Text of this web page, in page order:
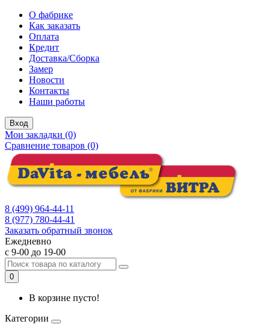
О фабрике
Как заказать
Оплата
Кредит
Доставка/Сборка
Замер
Новости
Контакты
Наши работы
Вход
Мои закладки (0)
Сравнение товаров (0)
8 (499) 964-44-11
8 (977) 780-44-41
Заказать обратный звонок
Ежедневно
с 9-00 до 19-00
0
В корзине пусто!
Категории